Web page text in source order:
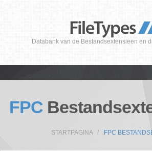
Databank van de Bestandsextensieen en
FPC
STARTPAGINA FPC